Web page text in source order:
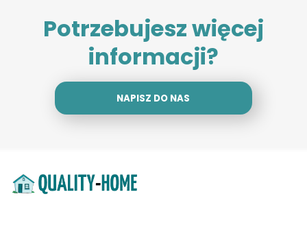
Potrzebujesz więcej
informacji?
NAPISZ DO NAS